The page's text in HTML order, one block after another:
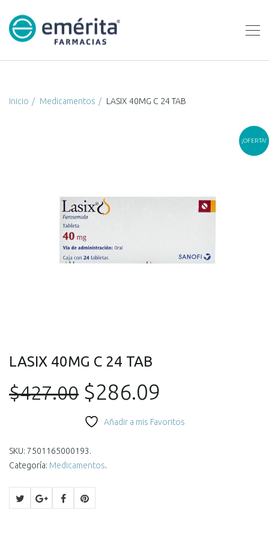
Inicio Medicamentos LASIX 40MG C 24 TAB
¡OFERTA!
LASIX 40MG C 24 TAB
$427.00 El
precio
original
$427.00.
$286.09
precio
Añadir a mis Favoritos
SKU: 7501165000193.
Categoría: Medicamentos.